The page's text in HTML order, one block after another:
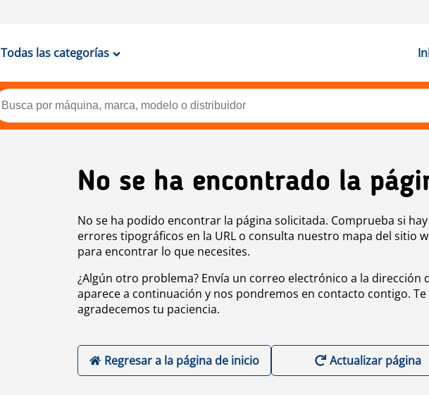
Todas las categorías
No se ha encontrado la
No se ha podido encontrar la página solicitada. Comprueba si hay
errores tipográficos en la URL o consulta nuestro mapa del sitio
para encontrar lo que necesites.
¿Algún otro problema? Envía un correo electrónico a la dirección
aparece a continuación y nos pondremos en contacto contigo. Te
agradecemos tu paciencia.
Regresar a la página de inicio Actualizar página